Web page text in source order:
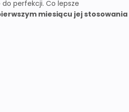
perfekcji. Co lepsze
miesiącu jej stosowania